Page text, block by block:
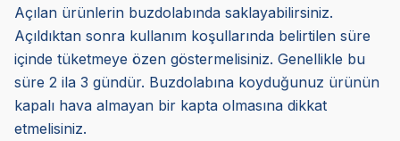
Açılan ürünlerin buzdolabında saklayabilirsiniz.
Açıldıktan sonra kullanım koşullarında belirtilen süre
içinde tüketmeye özen göstermelisiniz. Genellikle bu
süre 2 ila 3 gündür. Buzdolabına koyduğunuz ürünün
kapalı hava almayan bir kapta olmasına dikkat
etmelisiniz.